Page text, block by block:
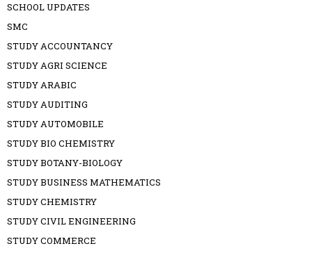
SCHOOL UPDATES
SMC
STUDY ACCOUNTANCY
STUDY AGRI SCIENCE
STUDY ARABIC
STUDY AUDITING
STUDY AUTOMOBILE
STUDY BIO CHEMISTRY
STUDY BOTANY-BIOLOGY
STUDY BUSINESS MATHEMATICS
STUDY CHEMISTRY
STUDY CIVIL ENGINEERING
STUDY COMMERCE